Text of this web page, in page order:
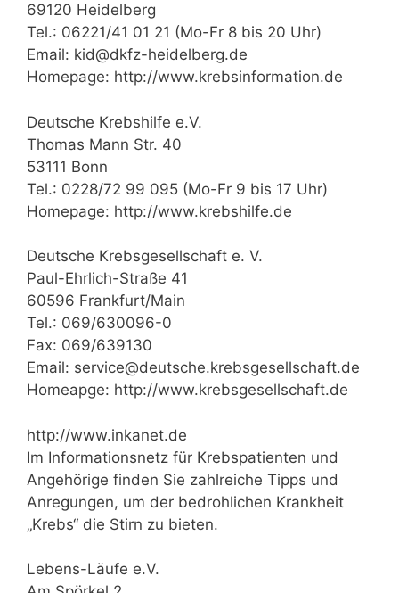
69120 Heidelberg
Tel.: 06221/41 01 21 (Mo-Fr 8 bis 20 Uhr)
Email: kid@dkfz-heidelberg.de
Homepage: http://www.krebsinformation.de
Deutsche Krebshilfe e.V.
Thomas Mann Str. 40
53111 Bonn
Tel.: 0228/72 99 095 (Mo-Fr 9 bis 17 Uhr)
Homepage: http://www.krebshilfe.de
Deutsche Krebsgesellschaft e. V.
Paul-Ehrlich-Straße 41
60596 Frankfurt/Main
Tel.: 069/630096-0
Fax: 069/639130
Email: service@deutsche.krebsgesellschaft.de
Homeapge: http://www.krebsgesellschaft.de
http://www.inkanet.de
Im Informationsnetz für Krebspatienten und
Angehörige finden Sie zahlreiche Tipps und
Anregungen, um der bedrohlichen Krankheit
„Krebs“ die Stirn zu bieten.
Lebens-Läufe e.V.